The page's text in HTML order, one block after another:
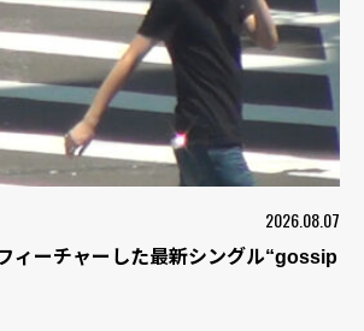
2026.08.07
ィーチャーした最新シングル“gossip